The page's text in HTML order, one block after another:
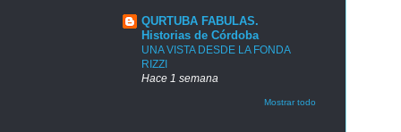
QURTUBA FABULAS.
Historias de Córdoba
UNA VISTA DESDE LA FONDA
RIZZI
Hace 1 semana
Mostrar todo